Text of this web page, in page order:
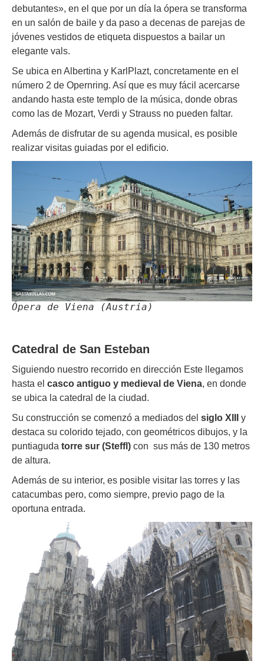
debutantes», en el que por un día la ópera se transforma
en un salón de baile y da paso a decenas de parejas de
jóvenes vestidos de etiqueta dispuestos a bailar un
elegante vals.
Se ubica en Albertina y KarlPlazt, concretamente en el
número 2 de Opernring. Así que es muy fácil acercarse
andando hasta este templo de la música, donde obras
como las de Mozart, Verdi y Strauss no pueden faltar.
Además de disfrutar de su agenda musical, es posible
realizar visitas guiadas por el edificio.
Ópera de Viena (Austria)
Catedral de San Esteban
Siguiendo nuestro recorrido en dirección Este llegamos
hasta el casco antiguo y medieval de Viena, en donde
se ubica la catedral de la ciudad.
Su construcción se comenzó a mediados del siglo XIII
y
destaca su colorido tejado, con geométricos dibujos, y la
puntiaguda torre sur (Steffl) con sus más de 130 metros
de altura.
Además de su interior, es posible visitar las torres y las
catacumbas pero, como siempre, previo pago de la
oportuna entrada.